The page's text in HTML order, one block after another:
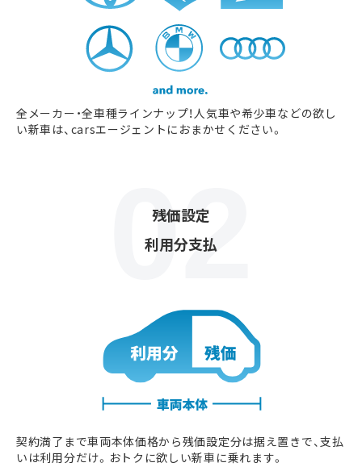
全メーカー・全車種ラインナップ！人気車や希少車などの欲し
い新車は、carsエージェントにおまかせください。
残価設定
利用分支払
契約満了まで車両本体価格から残価設定分は据え置きで、支払
いは利用分だけ。おトクに欲しい新車に乗れます。